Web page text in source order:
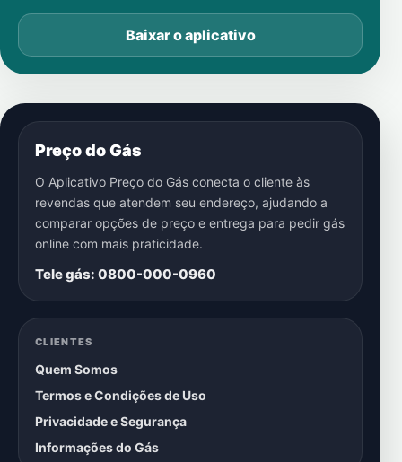
Baixar o aplicativo
Preço do Gás
O Aplicativo Preço do Gás conecta o cliente às
revendas que atendem seu endereço, ajudando a
comparar opções de preço e entrega para pedir gás
online com mais praticidade.
Tele gás: 0800-000-0960
CLIENTES
Quem Somos
Termos e Condições de Uso
Privacidade e Segurança
Informações do Gás